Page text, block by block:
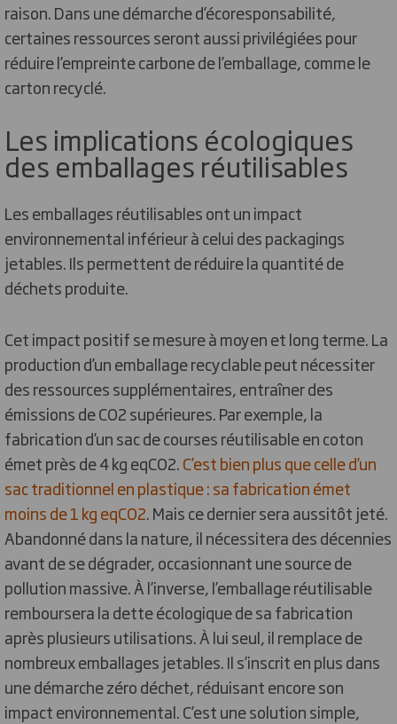
raison. Dans une démarche d’écoresponsabilité,
certaines ressources seront aussi privilégiées pour
réduire l’empreinte carbone de l’emballage, comme le
carton recyclé.
Les implications écologiques
des emballages réutilisables
Les emballages réutilisables ont un impact
environnemental inférieur à celui des packagings
jetables. Ils permettent de réduire la quantité de
déchets produite.
Cet impact positif se mesure à moyen et long terme. La
production d’un emballage recyclable peut nécessiter
des ressources supplémentaires, entraîner des
émissions de CO2supérieures. Par exemple, la
fabrication d’un sac de courses réutilisable en coton
émet près de 4 kg eqCO2.C’est bien plus que celle d’un
sac traditionnel en plastique : sa fabrication émet
moins de 1 kg eqCO2. Mais ce dernier sera aussitôt jeté.
Abandonné dans la nature, il nécessitera des décennies
avant de se dégrader, occasionnant une source de
pollution massive. À l’inverse, l’emballage réutilisable
remboursera la dette écologique de sa fabrication
après plusieurs utilisations. À lui seul, il remplace de
nombreux emballages jetables. Il s’inscrit en plus dans
une démarche zéro déchet, réduisant encore son
impact environnemental. C’est une solution simple,